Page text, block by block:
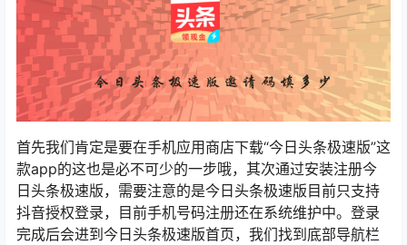
首先我们肯定是要在手机应用商店下载“今日头条极速版”这
款app的这也是必不可少的一步哦，其次通过安装注册今
日头条极速版，需要注意的是今日头条极速版目前只支持
抖音授权登录，目前手机号码注册还在系统维护中。登录
完成后会进到今日头条极速版首页，我们找到底部导航栏